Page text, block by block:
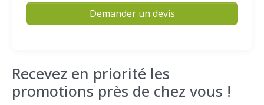
Demander un devis
Recevez en priorité les
promotions près de chez vous !